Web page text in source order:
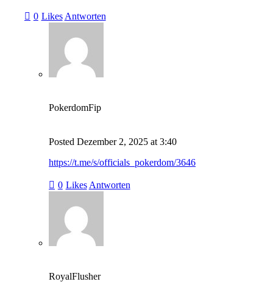
0 Likes Antworten
PokerdomFip
Posted Dezember 2, 2025 at 3:40
https://t.me/s/officials_pokerdom/3646
0 Likes Antworten
RoyalFlusher